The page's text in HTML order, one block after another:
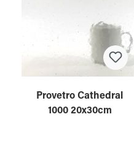
Provetro Cathedral
1000 20x30cm